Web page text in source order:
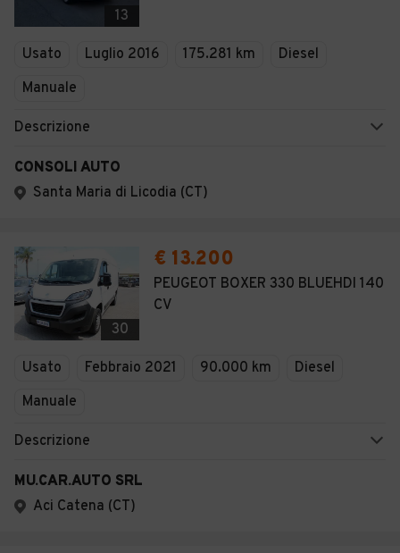
13
Usato Luglio 2016 175.281 km
Diesel
Manuale
Descrizione
CONSOLI AUTO
Santa Maria di Licodia (CT)
30
€ 13.200
PEUGEOT BOXER 330 BLUEHDI 140
CV
Usato Febbraio 2021 90.000 km
Diesel
Manuale
Descrizione
MU.CAR.AUTO SRL
Aci Catena (CT)